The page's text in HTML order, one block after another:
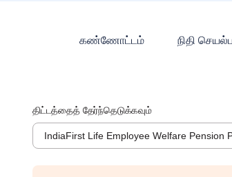
கண்ணோட்டம் நிதி
திட்டத்தைத் தேர்ந்தெடுக்கவும்
IndiaFirst Life Employee Welfare Pension